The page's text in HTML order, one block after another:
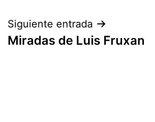
Siguiente entrada
Miradas de Luis Fruxan